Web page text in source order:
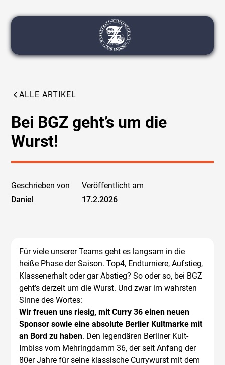
ALLE ARTIKEL
Bei BGZ geht’s um die
Wurst!
Geschrieben von
Daniel
Veröffentlicht am
17.2.2026
Für viele unserer Teams geht es langsam in die
heiße Phase der Saison. Top4, Endturniere, Aufstieg,
Klassenerhalt oder gar Abstieg? So oder so, bei BGZ
geht’s derzeit um die Wurst. Und zwar im wahrsten
Sinne des Wortes:
Wir freuen uns riesig, mit Curry 36 einen neuen
Sponsor sowie eine absolute Berlier Kultmarke mit
an Bord zu haben. Den legendären Berliner Kult-
Imbiss vom Mehringdamm 36, der seit Anfang der
80er Jahre für seine klassische Currywurst mit dem